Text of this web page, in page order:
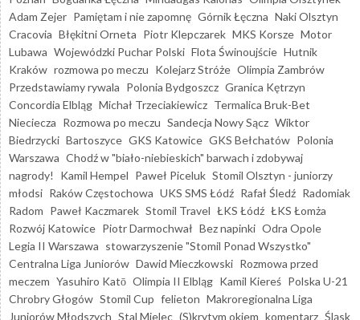
Adam Zejer Pamiętam i nie zapomnę Górnik Łęczna Naki Olsztyn
Cracovia Błękitni Orneta Piotr Klepczarek MKS Korsze Motor
Lubawa Wojewódzki Puchar Polski Flota Świnoujście Hutnik
Kraków rozmowa po meczu Kolejarz Stróże Olimpia Zambrów
Przedstawiamy rywala Polonia Bydgoszcz Granica Kętrzyn
Concordia Elbląg Michał Trzeciakiewicz Termalica Bruk-Bet
Nieciecza Rozmowa po meczu Sandecja Nowy Sącz Wiktor
Biedrzycki Bartoszyce GKS Katowice GKS Bełchatów Polonia
Warszawa Chodź w "biało-niebieskich" barwach i zdobywaj
nagrody!
Kamil Hempel Paweł Piceluk Stomil Olsztyn - juniorzy
młodsi Raków Częstochowa UKS SMS Łódź Rafał Śledź Radomiak
Radom Paweł Kaczmarek Stomil Travel ŁKS Łódź ŁKS Łomża
Rozwój Katowice Piotr Darmochwał Bez napinki Odra Opole
Legia II Warszawa stowarzyszenie "Stomil Ponad Wszystko"
Centralna Liga Juniorów Dawid Mieczkowski Rozmowa przed
meczem Yasuhiro Katō Olimpia II Elbląg Kamil Kiereś Polska U-21
Chrobry Głogów Stomil Cup felieton Makroregionalna Liga
Juniorów Młodszych Stal Mielec (S)krytym okiem komentarz Śląsk